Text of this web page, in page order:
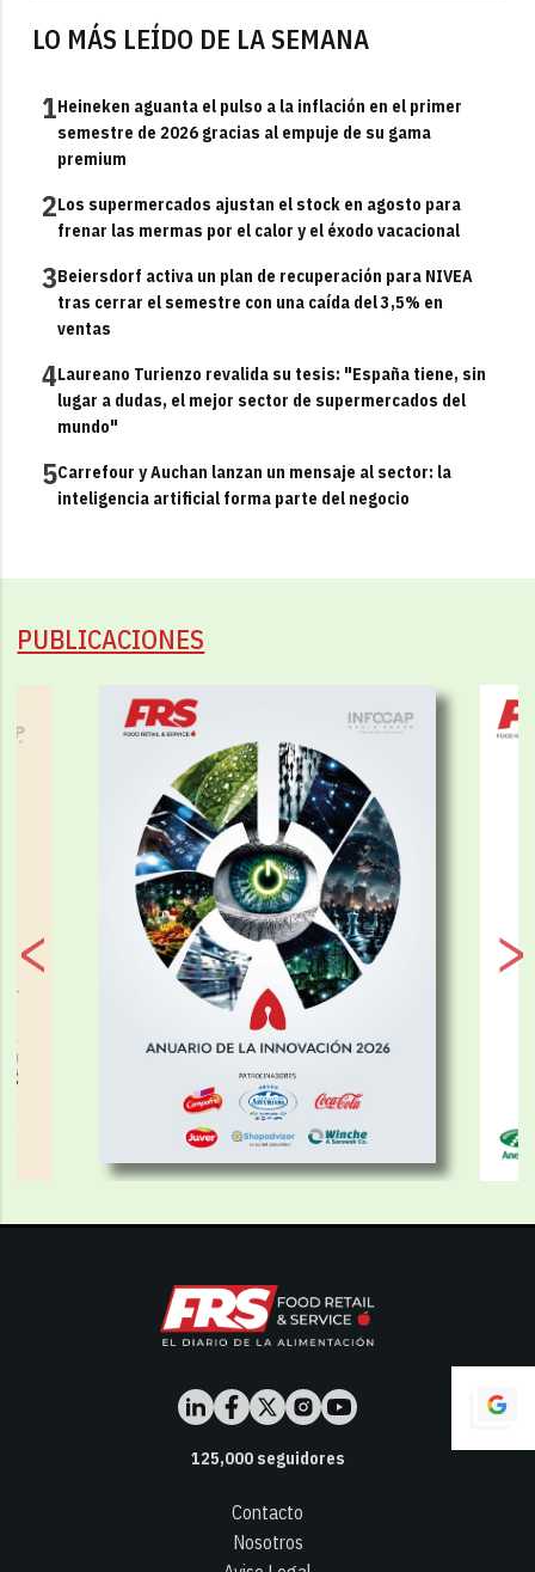
LO MÁS LEÍDO DE LA SEMANA
1Heineken aguanta el pulso a la inflación en el primer
semestre de 2026 gracias al empuje de su gama
premium
2Los supermercados ajustan el stock en agosto para
frenar las mermas por el calor y el éxodo vacacional
3Beiersdorf activa un plan de recuperación para NIVEA
tras cerrar el semestre con una caída del 3,5% en
ventas
4Laureano Turienzo revalida su tesis: "España tiene, sin
lugar a dudas, el mejor sector de supermercados del
mundo"
5Carrefour y Auchan lanzan un mensaje al sector: la
inteligencia artificial forma parte del negocio
PUBLICACIONES
125,000seguidores
Contacto
Nosotros